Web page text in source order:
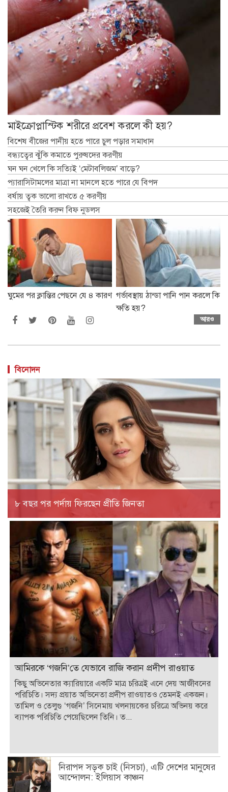
মাইক্রোপ্লাস্টিক শরীরে প্রবেশ করলে কী হয়?
বিশেষ বীজের পানীয় হতে পারে চুল পড়ার সমাধান
বন্ধ্যত্বের ঝুঁকি কমাতে পুরুষদের করণীয়
ঘন ঘন খেলে কি সত্যিই ‘মেটাবলিজম’ বাড়ে?
প্যারাসিটামলের মাত্রা না মানলে হতে পারে যে বিপদ
বর্ষায় ত্বক ভালো রাখতে ৫ করণীয়
সহজেই তৈরি করুন বিফ নুডলস
ঘুমের পর ক্লান্তির পেছনে যে ৪ কারণ গর্ভাবস্থায় ঠান্ডা পানি পান করলে কি
ক্ষতি হয়?
আরও
বিনোদন
৮ বছর পর পর্দায় ফিরছেন প্রীতি জিনতা
আমিরকে ‘গজনি’তে যেভাবে রাজি করান প্রদীপ রাওয়াত
কিছু অভিনেতার ক্যারিয়ারে একটি মাত্র চরিত্রই এনে দেয় আজীবনের
পরিচিতি। সদ্য প্রয়াত অভিনেতা প্রদীপ রাওয়াতও তেমনই একজন।
তামিল ও তেলুগু ‘গজনি’ সিনেমায় খলনায়কের চরিত্রে অভিনয় করে
ব্যাপক পরিচিতি পেয়েছিলেন তিনি। ত...
নিরাপদ সড়ক চাই (নিসচা), এটি দেশের মানুষের
আন্দোলন: ইলিয়াস কাঞ্চন